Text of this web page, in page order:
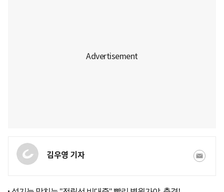
김우영 기자